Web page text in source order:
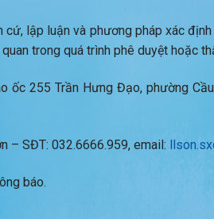
cứ, lập luận và phương pháp xác
trong quá trình phê duyệt hoặc
ốc 255 Trần Hưng Đạo, phường
– SĐT: 032.6666.959, email:
báo.